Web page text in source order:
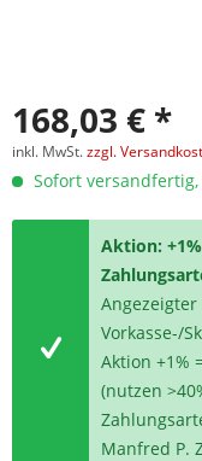
168,03 € *
inkl. MwSt.zzgl.
Sofort
Aktion:
Vorkasse-/
Aktion +1%
(nutzen
Manfred P.